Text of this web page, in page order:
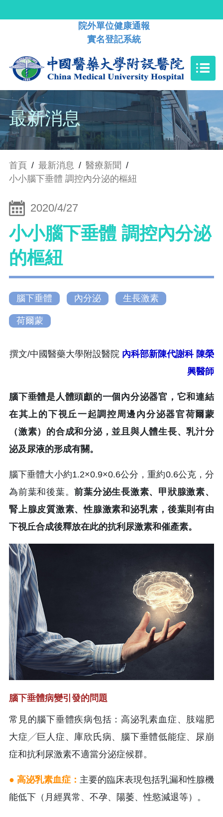
院外單位健康通報
實名登記系統
最新消息
首頁 / 最新消息 / 醫療新聞 /
小小腦下垂體 調控內分泌的樞紐
2020/4/27
小小腦下垂體 調控內分泌
的樞紐
腦下垂體 內分泌 生長激素
荷爾蒙
撰文/中國醫藥大學附設醫院 內科部新陳代謝科 陳榮
興醫師
腦下垂體是人體頭顱的一個內分泌器官，它和連結
在其上的下視丘一起調控周邊內分泌器官荷爾蒙
（激素）的合成和分泌，並且與人體生長、乳汁分
泌及尿液的形成有關。
腦下垂體大小約1.2×0.9×0.6公分，重約0.6公克，分
為前葉和後葉。前葉分泌生長激素、甲狀腺激素、
腎上腺皮質激素、性腺激素和泌乳素，後葉則有由
下視丘合成後釋放在此的抗利尿激素和催產素。
腦下垂體病變引發的問題
常見的腦下垂體疾病包括：高泌乳素血症、肢端肥
大症╱巨人症、庫欣氏病、腦下垂體低能症、尿崩
症和抗利尿激素不適當分泌症候群。
● 高泌乳素血症： 主要的臨床表現包括乳漏和性腺機
能低下（月經異常、不孕、陽萎、性慾減退等）。